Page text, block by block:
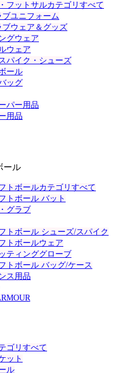
フットサルカテゴリすべて
ブユニフォーム
ブウェア＆グッズ
グウェア
ウェア
パイク・シューズ
ール
ッグ
パー用品
用品
ール
トボールカテゴリすべて
トボール バット
グラブ
トボール シューズ/スパイク
トボールウェア
ティンググローブ
トボール バッグ/ケース
ス用品
ゴリすべて
ット
ル